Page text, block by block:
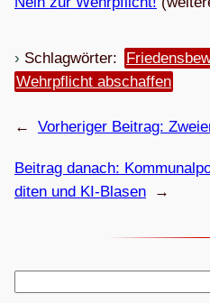
Schlagwörter:
Wehrpflicht abschaffen
← Vorheriger Beitrag:
Beitrag danach:
di­ten und KI-Blasen
→